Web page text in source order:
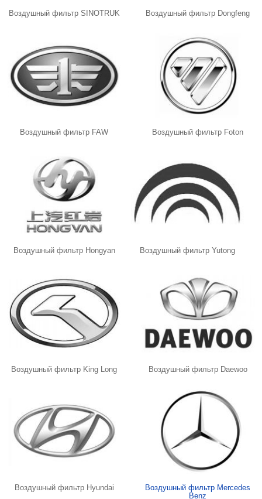
Воздушный фильтр SINOTRUK Воздушный фильтр Dongfeng
Воздушный фильтр FAW Воздушный фильтр Foton
Воздушный фильтр Hongyan Воздушный фильтр Yutong
Воздушный фильтр King Long Воздушный фильтр Daewoo
Воздушный фильтр Hyundai
Воздушный фильтр Mercedes
Benz